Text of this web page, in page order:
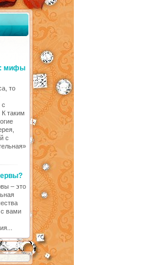
мифы
то
с
К таким
с
– это
вами